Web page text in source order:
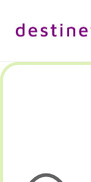
Inhalt
springen